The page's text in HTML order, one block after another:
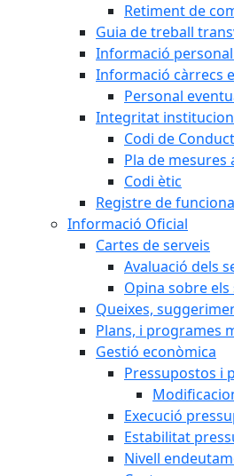
Retiment de
Guia de treball
Informació
Informació càrrecs
Personal
Integritat
Codi de
Pla de mesures
Codi ètic
Registre de
Informació Oficial
Cartes de serveis
Avaluació dels
Opina sobre
Queixes,
Plans, i programes
Gestió econòmica
Pressupostos i
Execució
Estabilitat
Nivell